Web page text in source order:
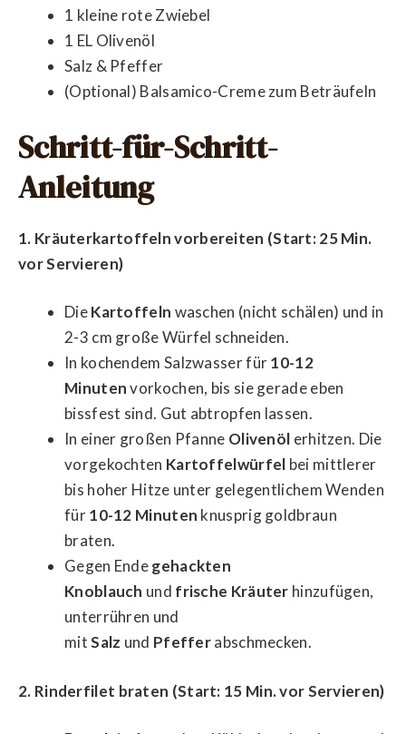
1 kleine rote Zwiebel
1 EL Olivenöl
Salz & Pfeffer
(Optional) Balsamico-Creme zum Beträufeln
Schritt-für-Schritt-
Anleitung
1. Kräuterkartoffeln vorbereiten (Start: 25 Min.
vor Servieren)
DieKartoffeln waschen (nicht schälen) und in
2-3 cm große Würfel schneiden.
In kochendem Salzwasser für10-12
Minutenvorkochen, bis sie gerade eben
bissfest sind. Gut abtropfen lassen.
In einer großen Pfanne Olivenöl erhitzen. Die
vorgekochten Kartoffelwürfel bei mittlerer
bis hoher Hitze unter gelegentlichem Wenden
für10-12 Minuten knusprig goldbraun
braten.
Gegen Endegehackten
Knoblauch und frische Kräuter hinzufügen,
unterrühren und
mitSalz und Pfefferabschmecken.
2. Rinderfilet braten (Start: 15 Min. vor Servieren)